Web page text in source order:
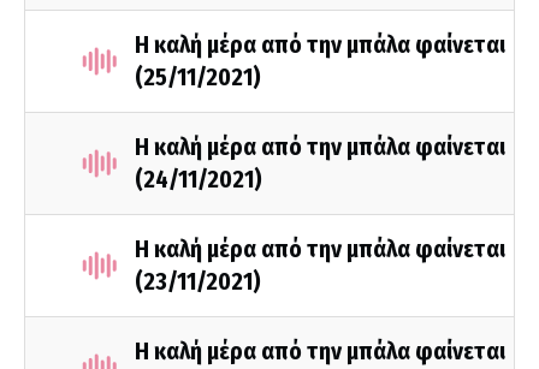
Η καλή μέρα από την μπάλα φαίνεται
(25/11/2021)
Η καλή μέρα από την μπάλα φαίνεται
(24/11/2021)
Η καλή μέρα από την μπάλα φαίνεται
(23/11/2021)
Η καλή μέρα από την μπάλα φαίνεται